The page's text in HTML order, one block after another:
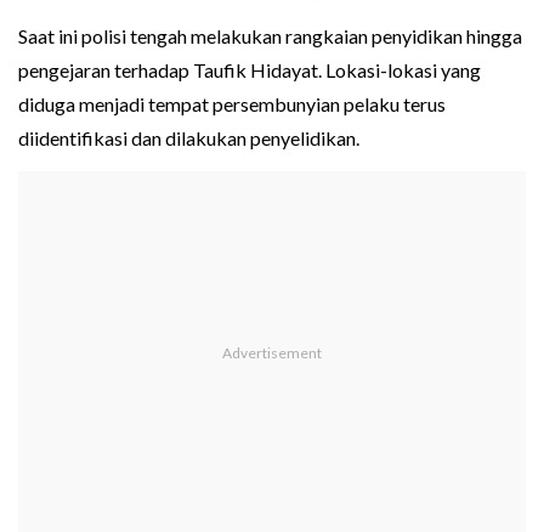
Saat ini polisi tengah melakukan rangkaian penyidikan hingga
pengejaran terhadap Taufik Hidayat. Lokasi-lokasi yang
diduga menjadi tempat persembunyian pelaku terus
diidentifikasi dan dilakukan penyelidikan.